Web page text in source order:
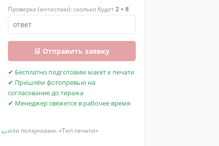
Проверка (антиспам): сколько будет2 + 8
🛒 Отправить заявку
✔ Бесплатно подготовим макет к печати
✔ Пришлём фотопревью на
согласование до тиража
✔ Менеджер свяжется в рабочее время
◡или ползунками. «Тип печати»